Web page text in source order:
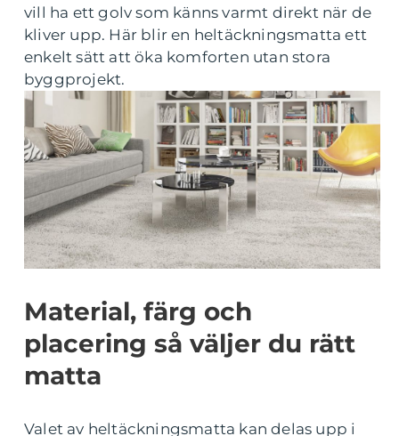
vill ha ett golv som känns varmt direkt när de
kliver upp. Här blir en heltäckningsmatta ett
enkelt sätt att öka komforten utan stora
byggprojekt.
Material, färg och
placering så väljer du rätt
matta
Valet av heltäckningsmatta kan delas upp i